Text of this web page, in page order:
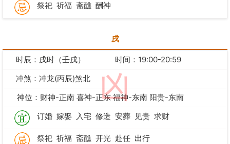
祭祀 祈福 斋醮 酬神
戌
凶
时辰：戌时（壬戌）
时间：19:00-20:59
冲煞：冲龙(丙辰)煞北
神位：财神-正南 喜神-正东 福神-东南 阳贵-东南
订婚 嫁娶 入宅 修造 安葬 见贵 求财
祭祀 祈福 斋醮 开光 赴任 出行